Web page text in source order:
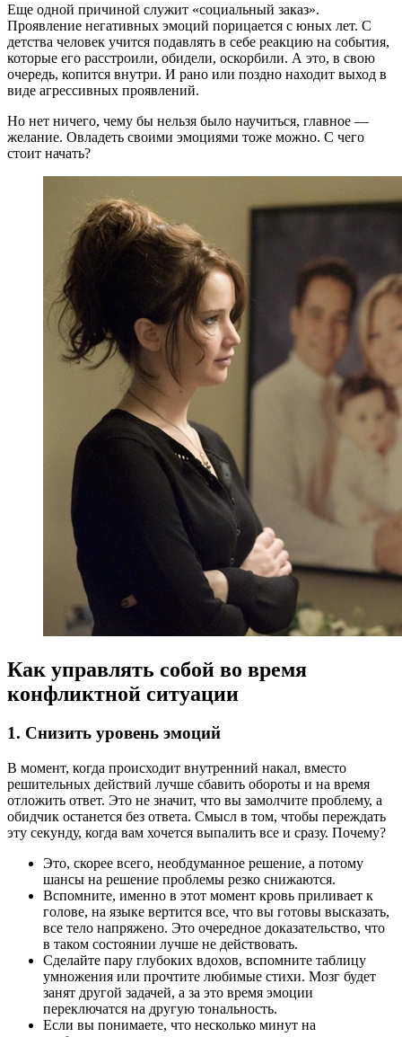
Еще одной причиной служит «социальный заказ».
Проявление негативных эмоций порицается с юных лет. С
детства человек учится подавлять в себе реакцию на события,
которые его расстроили, обидели, оскорбили. А это, в свою
очередь, копится внутри. И рано или поздно находит выход в
виде агрессивных проявлений.
Но нет ничего, чему бы нельзя было научиться, главное —
желание. Овладеть своими эмоциями тоже можно. С чего
стоит начать?
Как управлять собой во время
конфликтной ситуации
1. Снизить уровень эмоций
В момент, когда происходит внутренний накал, вместо
решительных действий лучше сбавить обороты и на время
отложить ответ. Это не значит, что вы замолчите проблему, а
обидчик останется без ответа. Смысл в том, чтобы переждать
эту секунду, когда вам хочется выпалить все и сразу. Почему?
Это, скорее всего, необдуманное решение, а потому
шансы на решение проблемы резко снижаются.
Вспомните, именно в этот момент кровь приливает к
голове, на языке вертится все, что вы готовы высказать,
все тело напряжено. Это очередное доказательство, что
в таком состоянии лучше не действовать.
Сделайте пару глубоких вдохов, вспомните таблицу
умножения или прочтите любимые стихи. Мозг будет
занят другой задачей, а за это время эмоции
переключатся на другую тональность.
Если вы понимаете, что несколько минут на